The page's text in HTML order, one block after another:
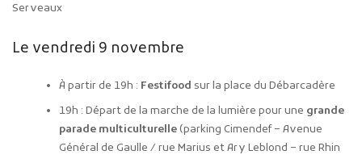
Serveaux
Le vendredi 9 novembre
À partir de 19h : Festifood sur la place du Débarcadère
19h : Départ de la marche de la lumière pour une grande
parade multiculturelle(parking Cimendef – Avenue
Général de Gaulle / rue Marius et Ary Leblond – rue Rhin